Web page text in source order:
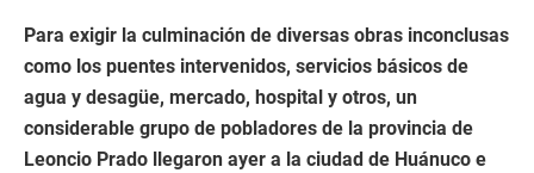
Para exigir la culminación de diversas obras inconclusas
como los puentes intervenidos, servicios básicos de
agua y desagüe, mercado, hospital y otros, un
considerable grupo de pobladores de la provincia de
Leoncio Prado llegaron ayer a la ciudad de Huánuco e